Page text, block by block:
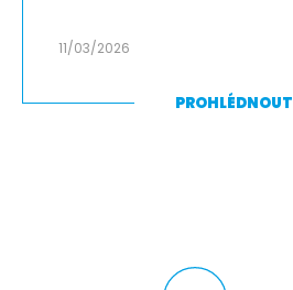
11/03/2026
PROHLÉDNOUT